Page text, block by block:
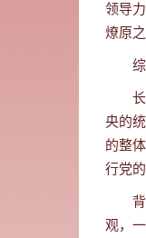
领导
燎原
综
央的
的整
行党
观，